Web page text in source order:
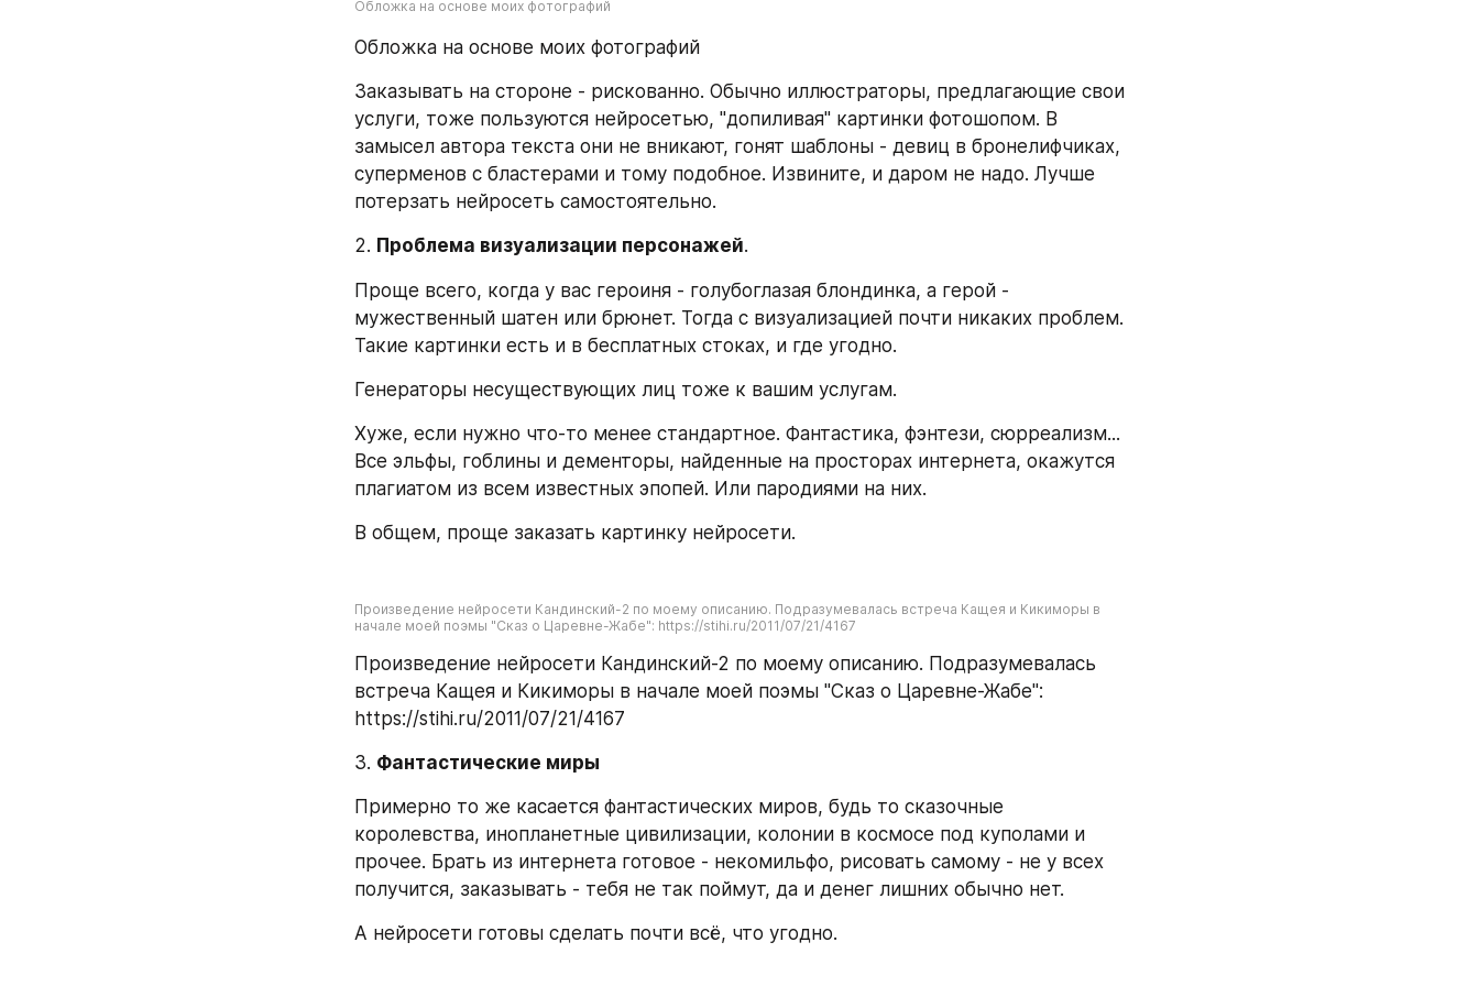
Обложка на основе моих фотографий
Обложка на основе моих фотографий
Заказывать на стороне - рискованно. Обычно иллюстраторы, предлагающие свои
услуги, тоже пользуются нейросетью, "допиливая" картинки фотошопом. В
замысел автора текста они не вникают, гонят шаблоны - девиц в бронелифчиках,
суперменов с бластерами и тому подобное. Извините, и даром не надо. Лучше
потерзать нейросеть самостоятельно.
2. Проблема визуализации персонажей.
Проще всего, когда у вас героиня - голубоглазая блондинка, а герой -
мужественный шатен или брюнет. Тогда с визуализацией почти никаких проблем.
Такие картинки есть и в бесплатных стоках, и где угодно.
Генераторы несуществующих лиц тоже к вашим услугам.
Хуже, если нужно что-то менее стандартное. Фантастика, фэнтези, сюрреализм...
Все эльфы, гоблины и дементоры, найденные на просторах интернета, окажутся
плагиатом из всем известных эпопей. Или пародиями на них.
В общем, проще заказать картинку нейросети.
Произведение нейросети Кандинский-2 по моему описанию. Подразумевалась встреча Кащея и Кикиморы в
начале моей поэмы "Сказ о Царевне-Жабе": https://stihi.ru/2011/07/21/4167
Произведение нейросети Кандинский-2 по моему описанию. Подразумевалась
встреча Кащея и Кикиморы в начале моей поэмы "Сказ о Царевне-Жабе":
https://stihi.ru/2011/07/21/4167
3. Фантастические миры
Примерно то же касается фантастических миров, будь то сказочные
королевства, инопланетные цивилизации, колонии в космосе под куполами и
прочее. Брать из интернета готовое - некомильфо, рисовать самому - не у всех
получится, заказывать - тебя не так поймут, да и денег лишних обычно нет.
А нейросети готовы сделать почти всё, что угодно.